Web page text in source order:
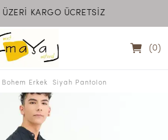
KARGO ÜCRETSİZ
MAYA
(0)
Bohem Erkek  Siyah Pantolon